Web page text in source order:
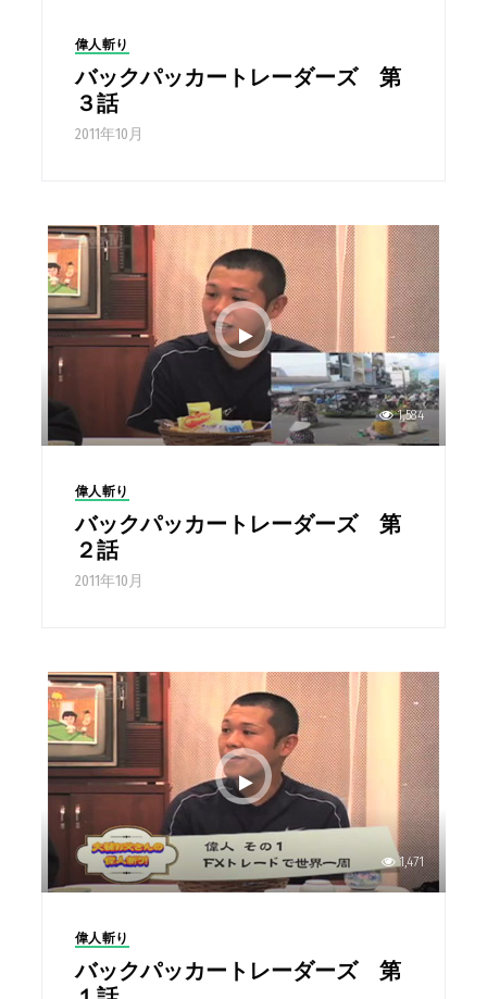
偉人斬り
バックパッカートレーダーズ 第
３話
2011年10月
1,584
偉人斬り
バックパッカートレーダーズ 第
２話
2011年10月
1,471
偉人斬り
バックパッカートレーダーズ 第